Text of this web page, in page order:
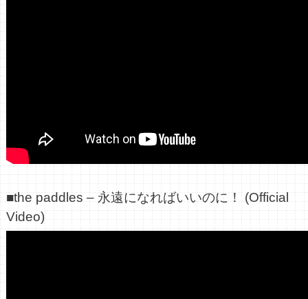
■the paddles – 永遠になればいいのに！ (Official
Video)